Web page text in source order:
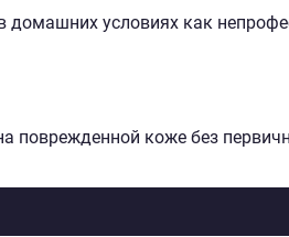
домашних условиях как
поврежденной коже без